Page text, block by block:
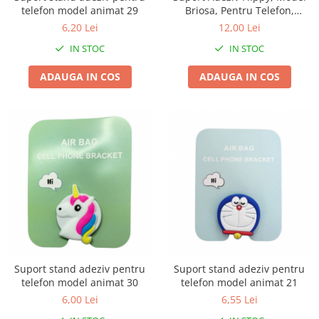
Granulatoare
Mori pentru cereale
Mori pentru fructe si legume
Mori pentru furaje
Mori pentru furaje si resturi
Motoare granulatoare
Piese si accesorii mori
Tocatoare furaje si crengi
Tocatoare furaje
Consumabile si acesorii tocatoare
Tocatoare crengi
Motocoase, Trimmere si Masini de
tuns gazon
Motocositori cu motoare 2T
Trimmere electrice
Masini de tuns gazon pe benzina
telefon model animat 29
6,20 Lei
IN STOC
ADAUGA IN COS
Briosa, Pentru Telefon,
Universal, Multicolor
12,00 Lei
IN STOC
ADAUGA IN COS
Suport stand adeziv pentru
telefon model animat 30
6,00 Lei
Suport stand adeziv pentru
telefon model animat 21
6,55 Lei